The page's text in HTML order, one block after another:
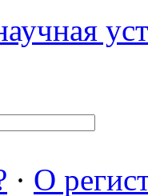
· О